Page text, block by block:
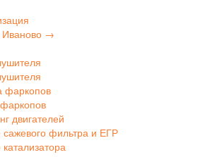
→
фаркопов
двигателей
фильтра и ЕГР